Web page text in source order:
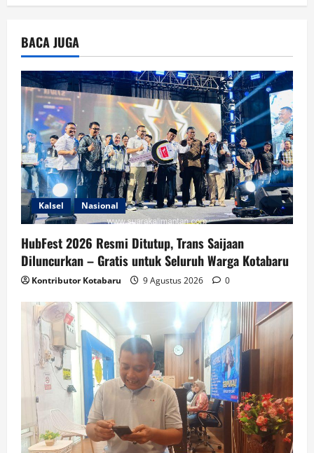
BACA JUGA
Kalsel Nasional
HubFest 2026 Resmi Ditutup, Trans Saijaan
Diluncurkan – Gratis untuk Seluruh Warga Kotabaru
Kontributor Kotabaru 9 Agustus 2026 0